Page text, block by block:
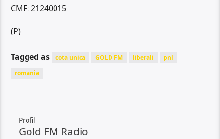
CMF: 21240015
(P)
Tagged as cota unica GOLD FM liberali
pnl
romania
Profil
Gold FM Radio